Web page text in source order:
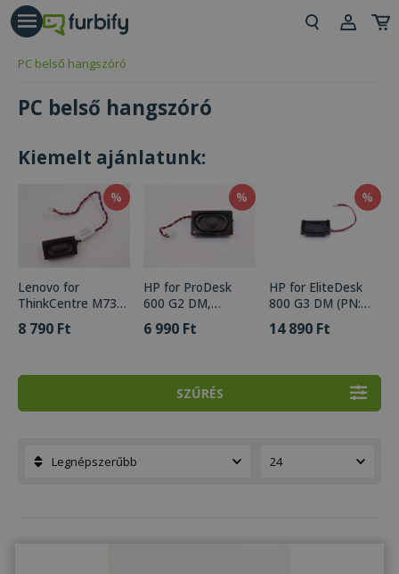
PC belső hangszóró
PC belső hangszóró
Kiemelt ajánlatunk:
%
Lenovo for
ThinkCentre M73
Tiny, M92p Tiny,
M93p Tiny (PN:
8 790 Ft
%
HP for ProDesk
600 G2 DM,
EliteDesk 800 G2
DM (PN: 810567-
6 990 Ft
%
HP for EliteDesk
800 G3 DM (PN:
914258-001)
14 890 Ft
SZŰRÉS
gomb